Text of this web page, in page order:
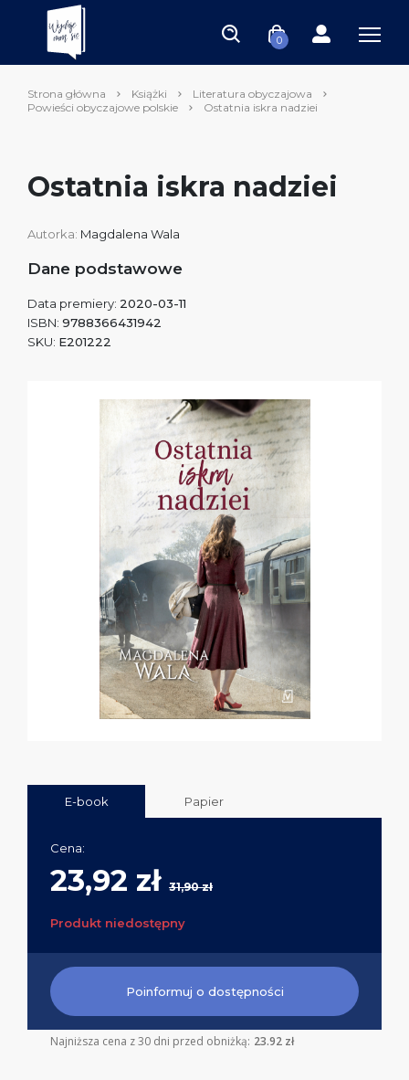
0
Strona główna Książki
Literatura obyczajowa
Powieści obyczajowe polskie
Ostatnia iskra nadziei
Ostatnia iskra nadziei
Autorka: Magdalena Wala
Dane podstawowe
Data premiery: 2020-03-11
ISBN: 9788366431942
SKU: E201222
E-book Papier
Cena:
23,92 zł 31,90 zł
Produkt niedostępny
Poinformuj o dostępności
Najniższa cena z 30 dni przed obniżką: 23.92 zł